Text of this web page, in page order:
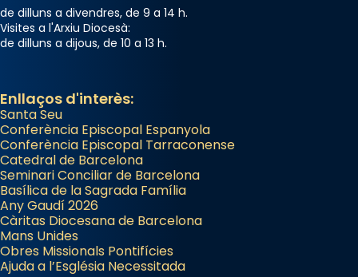
de dilluns a divendres, de 9 a 14 h.
Visites a l'Arxiu Diocesà:
de dilluns a dijous, de 10 a 13 h.
Enllaços d'interès:
Santa Seu
Conferència Episcopal Espanyola
Conferència Episcopal Tarraconense
Catedral de Barcelona
Seminari Conciliar de Barcelona
Basílica de la Sagrada Família
Any Gaudí 2026
Càritas Diocesana de Barcelona
Mans Unides
Obres Missionals Pontifícies
Ajuda a l’Església Necessitada